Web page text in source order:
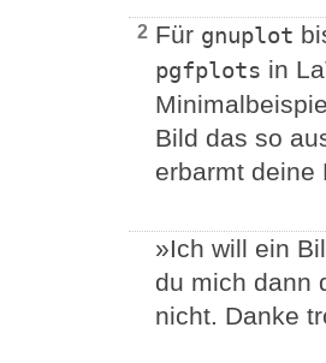
2 Für gnuplot
pgfplots in
Bild das so
erbarmt deine
»Ich will ein
du mich dann
nicht. Danke